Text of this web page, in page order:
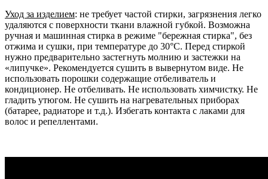
Уход за изделием: не требует частой стирки, загрязнения легко
удаляются с поверхности ткани влажной губкой. Возможна
ручная и машинная стирка в режиме "бережная стирка", без
отжима и сушки, при температуре до 30°C. Перед стиркой
нужно предварительно застегнуть молнию и застежки на
«липучке». Рекомендуется сушить в вывернутом виде. Не
использовать порошки содержащие отбеливатель и
кондиционер. Не отбеливать. Не использовать химчистку. Не
гладить утюгом. Не сушить на нагревательных приборах
(батарее, радиаторе и т.д.). Избегать контакта с лаками для
волос и репеллентами.